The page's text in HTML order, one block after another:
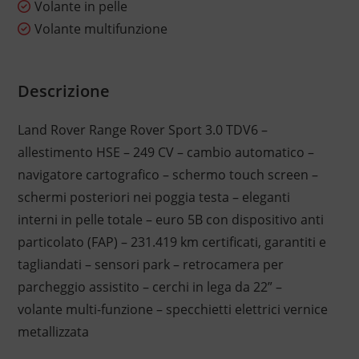
Volante in pelle
Volante multifunzione
Descrizione
Land Rover Range Rover Sport 3.0 TDV6 –
allestimento HSE – 249 CV – cambio automatico –
navigatore cartografico – schermo touch screen –
schermi posteriori nei poggia testa – eleganti
interni in pelle totale – euro 5B con dispositivo anti
particolato (FAP) – 231.419 km certificati, garantiti e
tagliandati – sensori park – retrocamera per
parcheggio assistito – cerchi in lega da 22” –
volante multi-funzione – specchietti elettrici vernice
metallizzata